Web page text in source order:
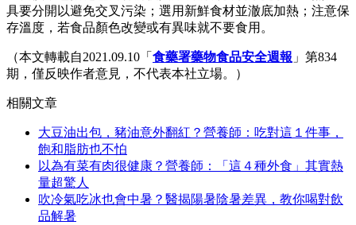
具要分開以避免交叉污染；選用新鮮食材並澈底加熱；注意保
存溫度，若食品顏色改變或有異味就不要食用。
（本文轉載自2021.09.10「 食藥署藥物食品安全週報 」第834
期，僅反映作者意見，不代表本社立場。）
相關文章
大豆油出包，豬油意外翻紅？營養師：吃對這１件事，
飽和脂肪也不怕
以為有菜有肉很健康？營養師：「這４種外食」其實熱
量超驚人
吹冷氣吃冰也會中暑？醫揭陽暑陰暑差異，教你喝對飲
品解暑